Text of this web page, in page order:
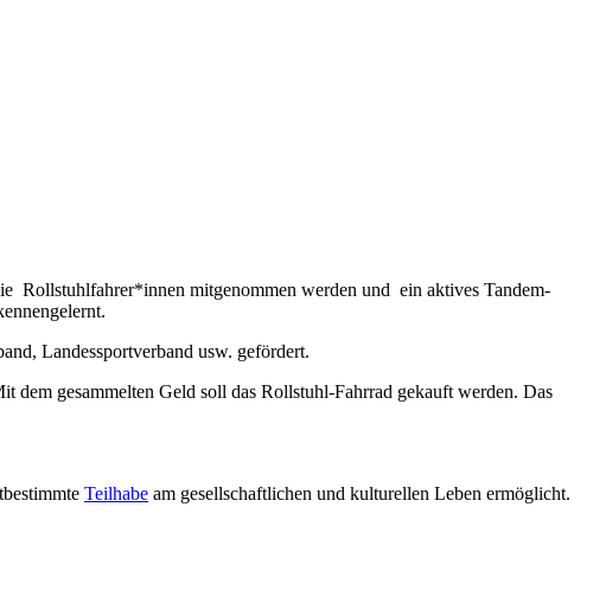
Rollstuhlfahrer*innen mitgenommen werden und ein aktives Tandem-
Landessportverband usw. gefördert.
dem gesammelten Geld soll das Rollstuhl-Fahrrad gekauft werden. Das
Teilhabe am gesellschaftlichen und kulturellen Leben ermöglicht.